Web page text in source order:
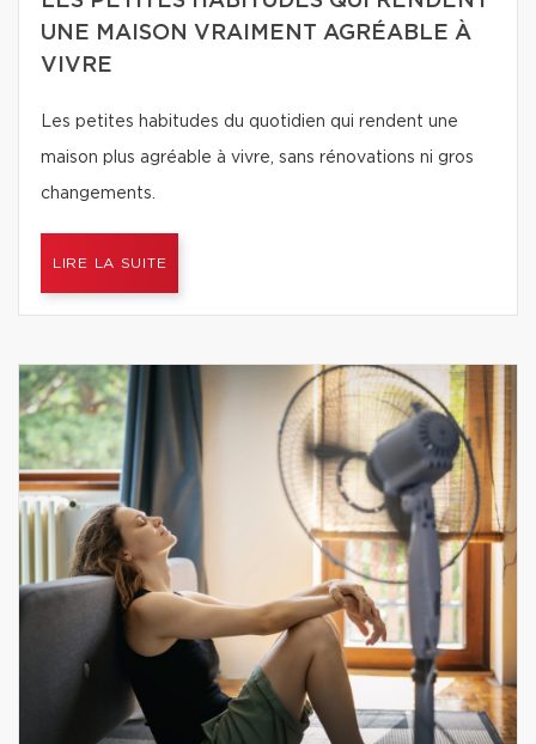
UNE MAISON VRAIMENT AGRÉABLE À
VIVRE
Les petites habitudes du quotidien qui rendent une
maison plus agréable à vivre, sans rénovations ni gros
changements.
LIRE LA SUITE